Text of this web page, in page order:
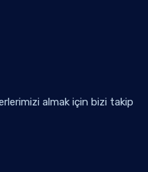
almak için bizi takip